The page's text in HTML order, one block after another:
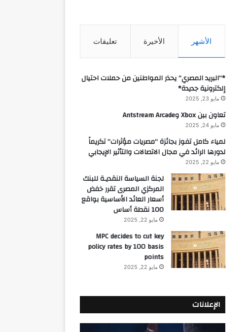
الأشهر الأخيرة تعليقات
*”البريد المصري” يحذر المواطنين من حملات احتيال
إلكترونية جديدة*
مايو 23, 2025
تعاون بين Xbox وAntstream Arcade
مايو 24, 2025
لمياء كامل تفوز بجائزة “مصريات مؤثرات” تكريماً
لدورها الرائد في مجال الاتصالات والتأثير الإيجابي
مايو 22, 2025
لجنة السياسة النقديـة للبنك
المركزي المصرى تقرر خفض
أسعار العائد الأساسية بواقع
100 نقطة أساس
مايو 22, 2025
MPC decides to cut key
policy rates by 100 basis
points
مايو 22, 2025
الإعلانات